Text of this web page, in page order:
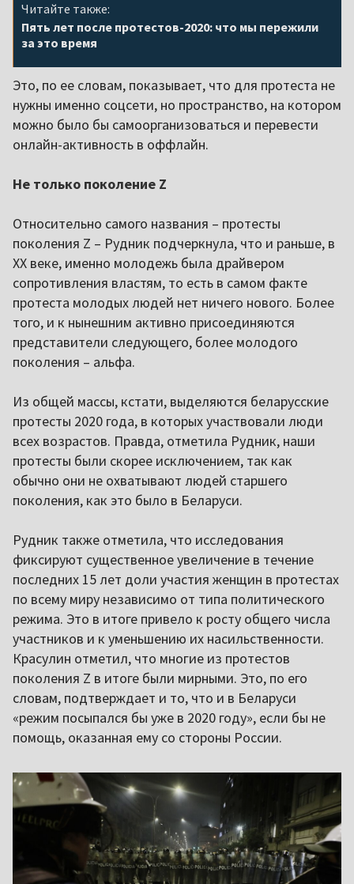
Читайте также:
Пять лет после протестов-2020: что мы пережили
за это время
Это, по ее словам, показывает, что для протеста не
нужны именно соцсети, но пространство, на котором
можно было бы самоорганизоваться и перевести
онлайн-активность в оффлайн.
Не только поколение Z
Относительно самого названия – протесты
поколения Z – Рудник подчеркнула, что и раньше, в
XX веке, именно молодежь была драйвером
сопротивления властям, то есть в самом факте
протеста молодых людей нет ничего нового. Более
того, и к нынешним активно присоединяются
представители следующего, более молодого
поколения – альфа.
Из общей массы, кстати, выделяются беларусские
протесты 2020 года, в которых участвовали люди
всех возрастов. Правда, отметила Рудник, наши
протесты были скорее исключением, так как
обычно они не охватывают людей старшего
поколения, как это было в Беларуси.
Рудник также отметила, что исследования
фиксируют существенное увеличение в течение
последних 15 лет доли участия женщин в протестах
по всему миру независимо от типа политического
режима. Это в итоге привело к росту общего числа
участников и к уменьшению их насильственности.
Красулин отметил, что многие из протестов
поколения Z в итоге были мирными. Это, по его
словам, подтверждает и то, что и в Беларуси
«режим посыпался бы уже в 2020 году», если бы не
помощь, оказанная ему со стороны России.